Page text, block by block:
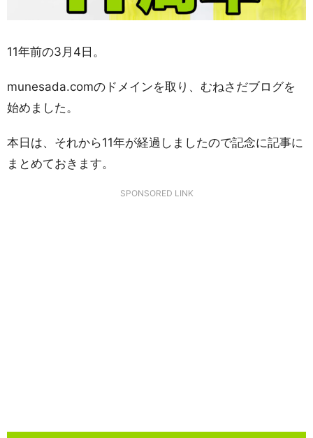
11年前の3月4日。
munesada.comのドメインを取り、むねさだブログを
始めました。
本日は、それから11年が経過しましたので記念に記事に
まとめておきます。
SPONSORED LINK